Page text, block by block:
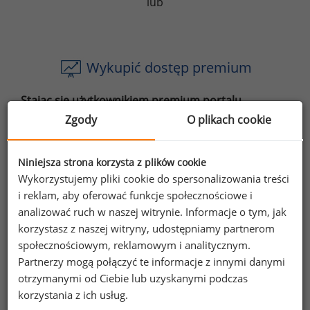
Wykupić dostęp premium
Stając się użytkownikiem premium portalu
wynagrodzenia.pl otrzymasz:
dostęp do 3998 artykułów,
dostęp do 840 raportów stanowiskowych,
dostęp do wybranych raportów płacowych,
do 50% zniżki na najnowsze raporty,
e-booki o motywowaniu,
oraz inne korzyści.
Zgody O plikach cookie
Niniejsza strona korzysta z plików cookie
Wykorzystujemy pliki cookie do spersonalizowania treści
i reklam, aby oferować funkcje społecznościowe i
analizować ruch w naszej witrynie. Informacje o tym, jak
korzystasz z naszej witryny, udostępniamy partnerom
społecznościowym, reklamowym i analitycznym.
Partnerzy mogą połączyć te informacje z innymi danymi
otrzymanymi od Ciebie lub uzyskanymi podczas
korzystania z ich usług.